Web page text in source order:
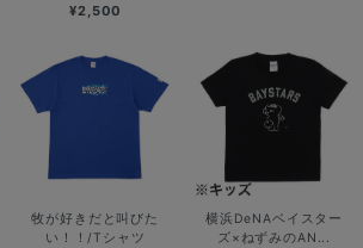
¥2,500
牧が好きだと叫びた
い！！/Tシャツ
横浜DeNAベイスター
ズ×ねずみのAN...